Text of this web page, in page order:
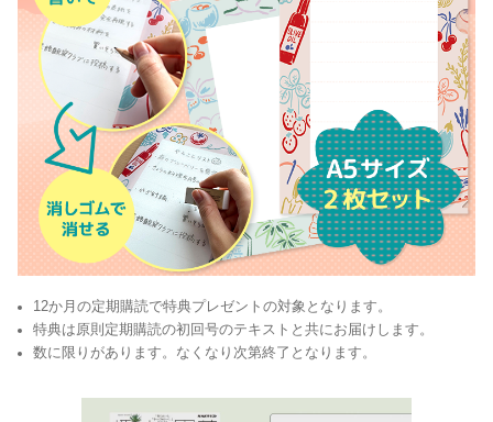
12か月の定期購読で特典プレゼントの対象となります。
特典は原則定期購読の初回号のテキストと共にお届けします。
数に限りがあります。なくなり次第終了となります。